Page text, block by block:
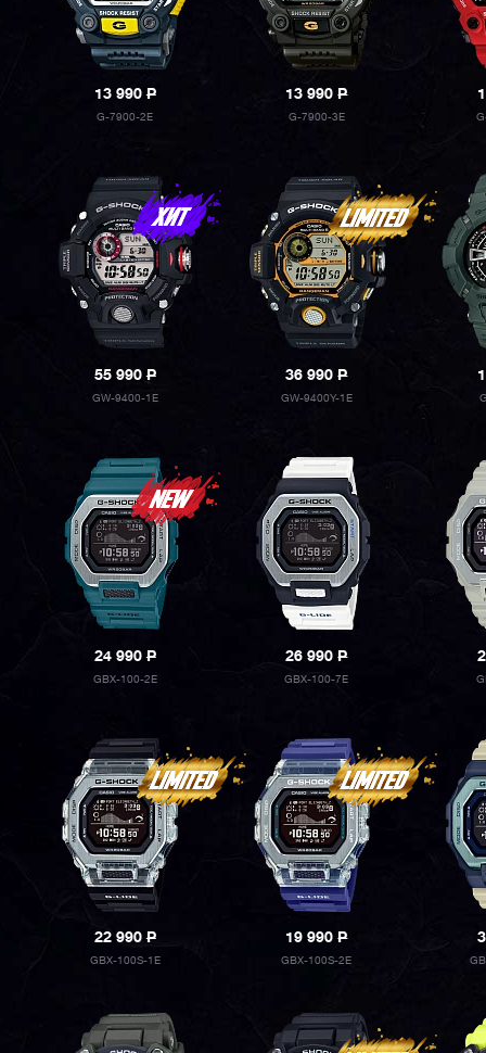
13 990P
G-7900-2E
13 990P
G-7900-3E
55 990P
GW-9400-1E
36 990P
GW-9400Y-1E
24 990P
GBX-100-2E
26 990P
GBX-100-7E
22 990P
GBX-100S-1E
19 990P
GBX-100S-2E